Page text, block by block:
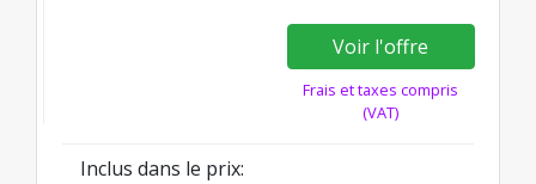
Voir l'offre
Frais et taxes compris
(VAT)
Inclus dans le prix: